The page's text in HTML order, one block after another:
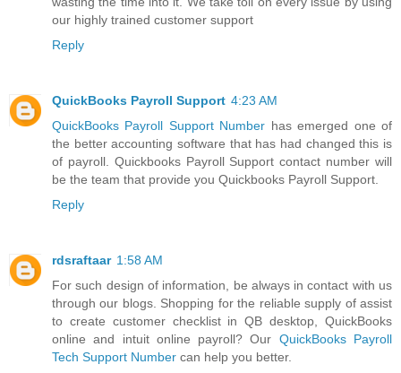
our highly trained customer support
Reply
QuickBooks Payroll Support 4:23 AM
QuickBooks Payroll Support Number has emerged one of
the better accounting software that has had changed this is
of payroll. Quickbooks Payroll Support contact number will
be the team that provide you Quickbooks Payroll Support.
Reply
rdsraftaar 1:58 AM
For such design of information, be always in contact with us
through our blogs. Shopping for the reliable supply of assist
to create customer checklist in QB desktop, QuickBooks
online and intuit online payroll? Our QuickBooks Payroll
Tech Support Number can help you better.